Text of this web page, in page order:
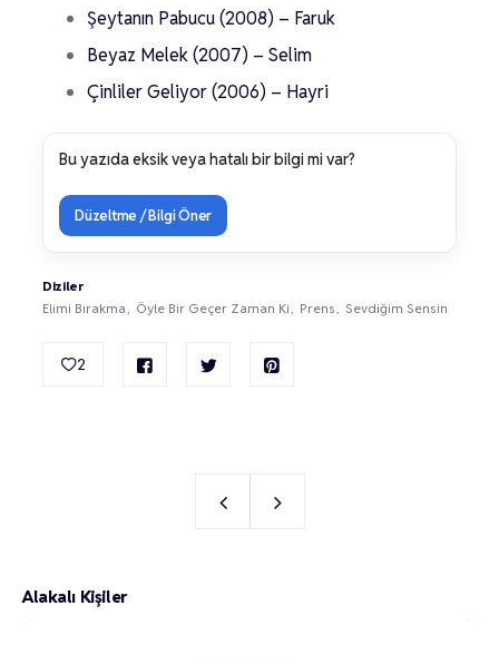
Şeytanın Pabucu (2008) – Faruk
Beyaz Melek (2007) – Selim
Çinliler Geliyor (2006) – Hayri
Bu yazıda eksik veya hatalı bir bilgi mi var?
Düzeltme / Bilgi Öner
Diziler
Elimi Bırakma
Öyle Bir Geçer Zaman Ki Prens Sevdiğim Sensin
2
Alakalı Kişiler